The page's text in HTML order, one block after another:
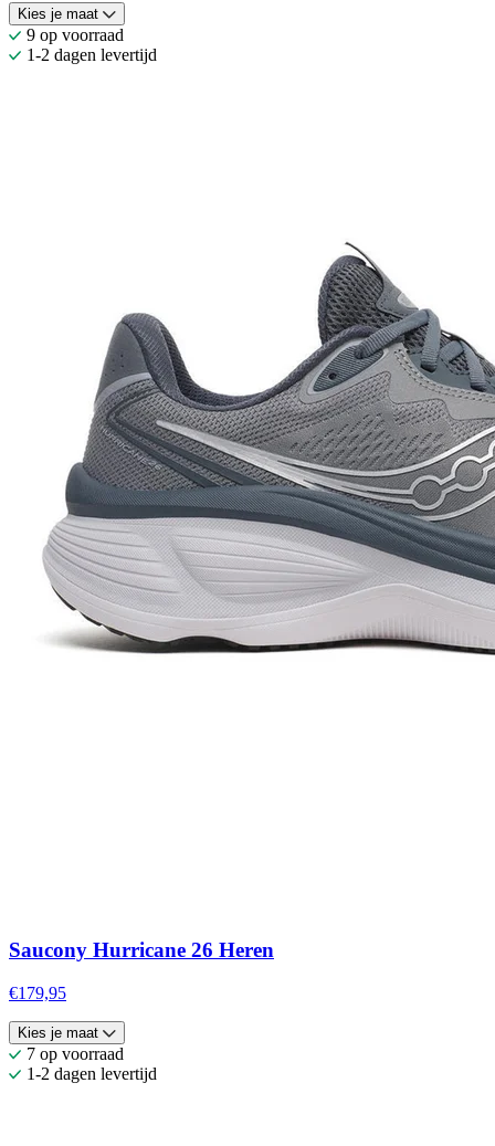
Kies je maat
9 op voorraad
1-2 dagen levertijd
Saucony Hurricane 26 Heren
€179,95
Kies je maat
7 op voorraad
1-2 dagen levertijd